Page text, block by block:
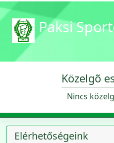
Paksi
Közelgõ
Nincs
Elérhetőségeink